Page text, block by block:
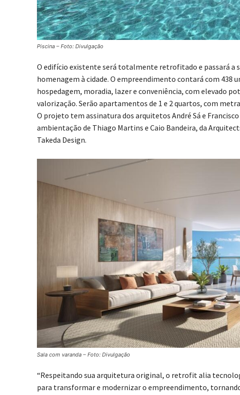
Piscina – Foto: Divulgação
O edifício existente será totalmente retrofitado e passará a
homenagem à cidade. O empreendimento contará com 438
hospedagem, moradia, lazer e conveniência, com elevado
valorização. Serão apartamentos de 1 e 2 quartos, com
O projeto tem assinatura dos arquitetos André Sá e
ambientação de Thiago Martins e Caio Bandeira, da
Takeda Design.
Sala com varanda – Foto: Divulgação
“Respeitando sua arquitetura original, o retrofit alia
para transformar e modernizar o empreendimento,